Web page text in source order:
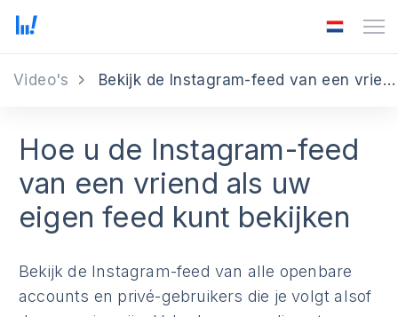
Video's Bekijk de Instagram-feed van een vriend alsof die van jouw is
Hoe u de Instagram-feed
van een vriend als uw
eigen feed kunt bekijken
Bekijk de Instagram-feed van alle openbare
accounts en privé-gebruikers die je volgt alsof